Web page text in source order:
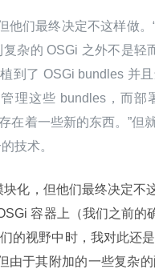
他们最终决定不这样做
杂的 OSGi 之外不是轻
到了 OSGi bundles 并
理这些 bundles，而部
在着一些新的东西。”但
技术。
化，但他们最终决定不
容器上（我们之前的
的视野中时，我对此还
由于其附加的一些复杂